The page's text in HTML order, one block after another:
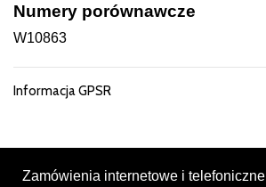
Numery porównawcze
W10863
Informacja GPSR
Zamówienia internetowe i telefoniczne